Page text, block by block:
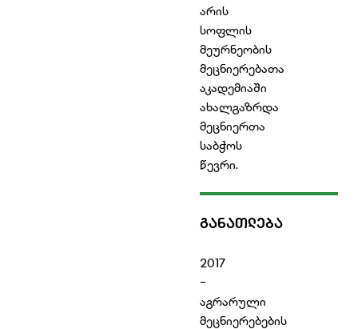
არის
სოფლის
მეურნეობის
მეცნიერებათა
აკადემიაში
ახალგაზრდა
მეცნიერთა
საბჭოს
წევრი.
ᲒᲐᲜᲐᲗᲚᲔᲑᲐ
2017
-
აგრარული
მეცნიერებების